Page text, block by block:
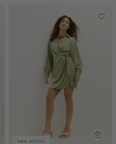
new arrival